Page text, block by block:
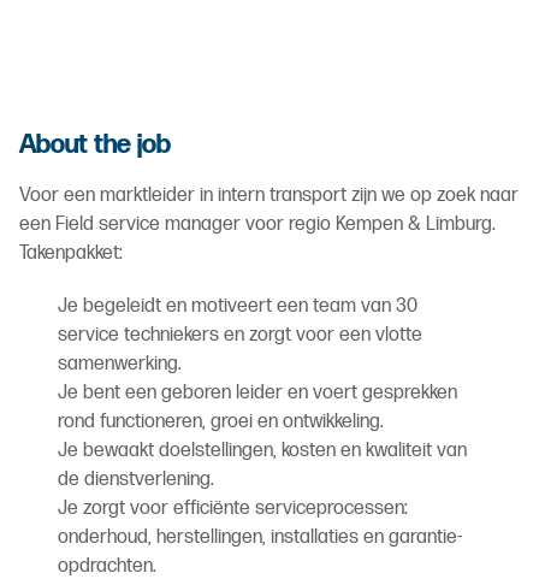
About the job
Voor een marktleider in intern transport zijn we op zoek naar
een Field service manager voor regio Kempen & Limburg.
Takenpakket:
Je begeleidt en motiveert een team van 30
service techniekers en zorgt voor een vlotte
samenwerking.
Je bent een geboren leider en voert gesprekken
rond functioneren, groei en ontwikkeling.
Je bewaakt doelstellingen, kosten en kwaliteit van
de dienstverlening.
Je zorgt voor efficiënte serviceprocessen:
onderhoud, herstellingen, installaties en garantie-
opdrachten.